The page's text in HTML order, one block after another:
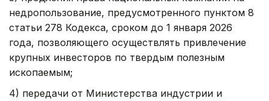
недропользование, предусмотренного пунктом 8
статьи 278 Кодекса, сроком до 1 января 2026
года, позволяющего осуществлять привлечение
крупных инвесторов по твердым полезным
ископаемым;
4) передачи от Министерства индустрии и